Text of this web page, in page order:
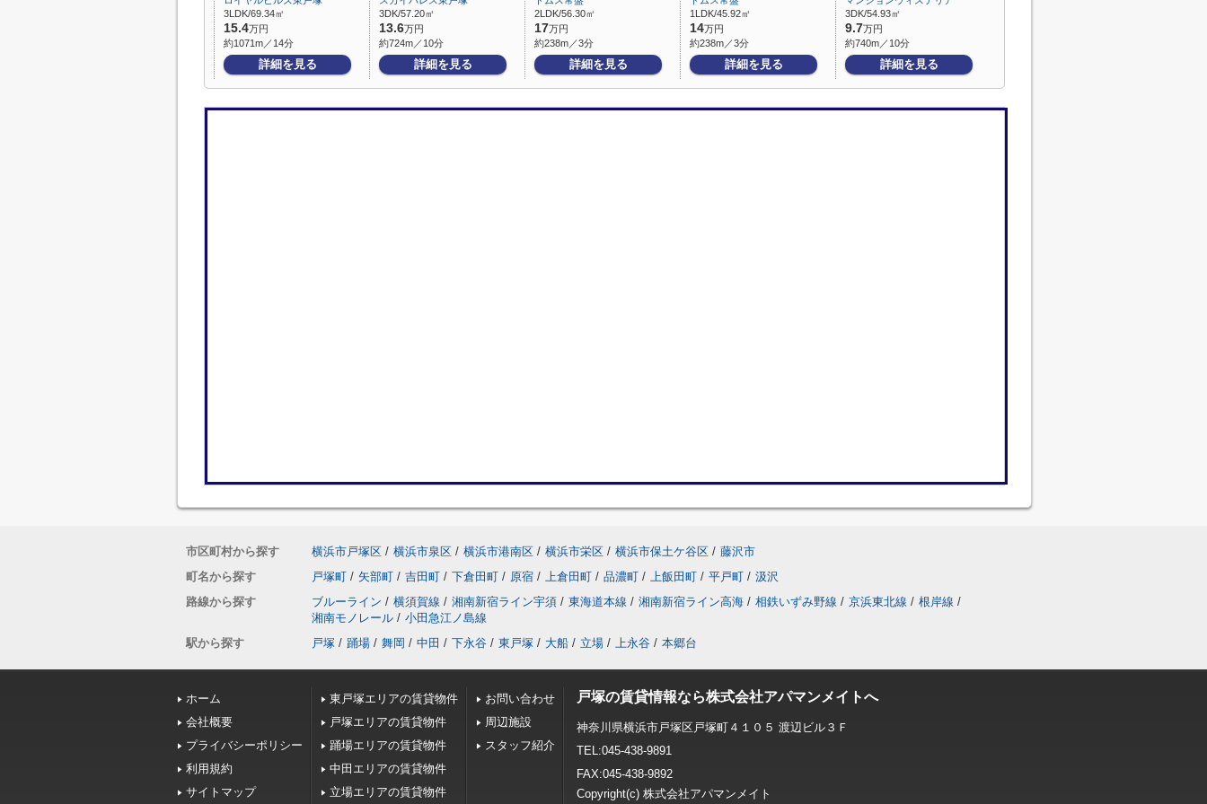
3LDK/69.34㎡
15.4万円
約1071m／14分
詳細を見る
3DK/57.20㎡
13.6万円
約724m／10分
詳細を見る
2LDK/56.30㎡
17万円
約238m／3分
詳細を見る
1LDK/45.92㎡
14万円
約238m／3分
詳細を見る
3DK/54.93㎡
9.7万円
約740m／10分
詳細を見る
市区町村から探す 横浜市戸塚区 / 横浜市泉区 / 横浜市港南区 / 横浜市栄区 / 横浜市保土ケ谷区 / 藤沢市
町名から探す
戸塚町 / 矢部町 / 吉田町 / 下倉田町 / 原宿 / 上倉田町 / 品濃町 / 上飯田町 / 平戸町 / 汲沢
路線から探す
ブルーライン / 横須賀線 / 湘南新宿ライン宇須 / 東海道本線 / 湘南新宿ライン高海 / 相鉄いずみ野線 / 京浜東北線 / 根岸線 /
湘南モノレール / 小田急江ノ島線
駅から探す
戸塚 / 踊場 / 舞岡 / 中田 / 下永谷 / 東戸塚 / 大船 / 立場 / 上永谷 / 本郷台
ホーム
会社概要
プライバシーポリシー
利用規約
サイトマップ
東戸塚エリアの賃貸物件
戸塚エリアの賃貸物件
踊場エリアの賃貸物件
中田エリアの賃貸物件
立場エリアの賃貸物件
お問い合わせ
周辺施設
スタッフ紹介
戸塚の賃貸情報なら株式会社アパマンメイトへ
神奈川県横浜市戸塚区戸塚町４１０５ 渡辺ビル３Ｆ
TEL:045-438-9891
FAX:045-438-9892
Copyright(c) 株式会社アパマンメイト